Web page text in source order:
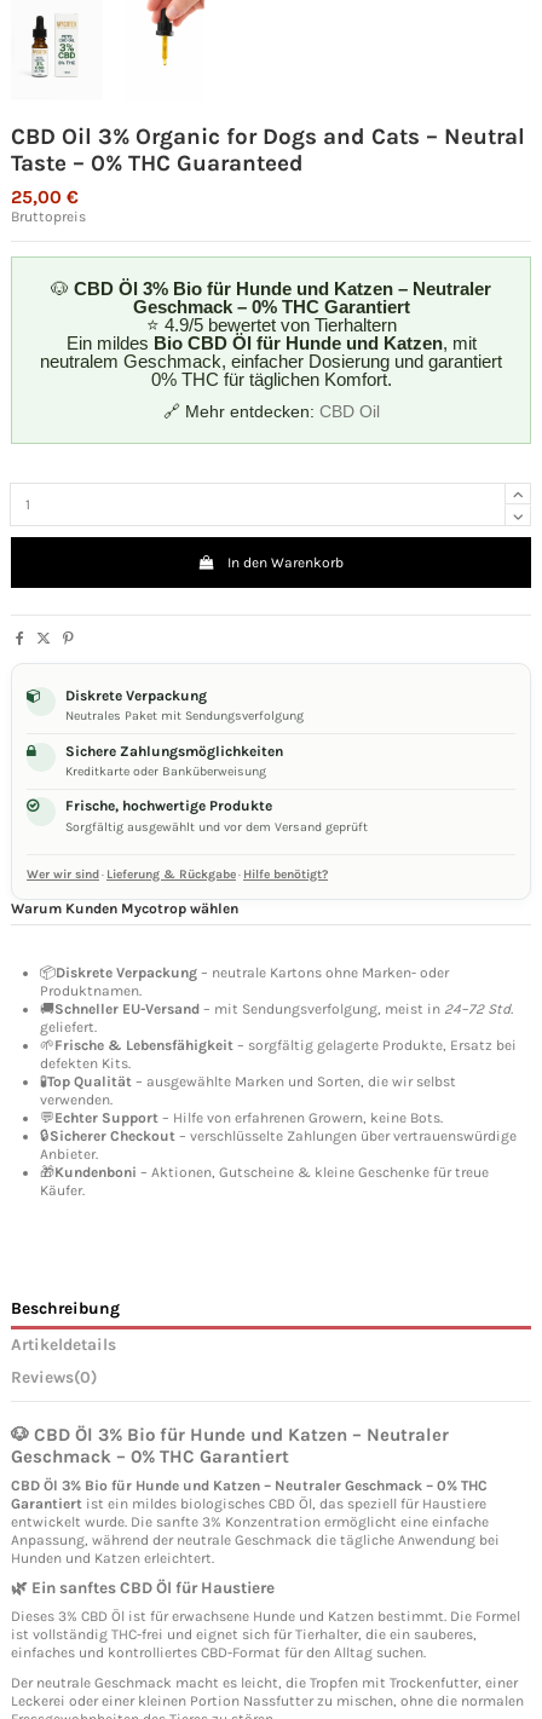
CBD Oil 3% Organic for Dogs and Cats – Neutral
Taste – 0% THC Guaranteed
25,00 €
Bruttopreis
🐶 CBD Öl 3% Bio für Hunde und Katzen – Neutraler
Geschmack – 0% THC Garantiert
⭐ 4.9/5 bewertet von Tierhaltern
Ein mildes Bio CBD Öl für Hunde und Katzen, mit
neutralem Geschmack, einfacher Dosierung und garantiert
0% THC für täglichen Komfort.
🔗 Mehr entdecken: CBD Oil
In den Warenkorb
Diskrete Verpackung
Neutrales Paket mit Sendungsverfolgung
Sichere Zahlungsmöglichkeiten
Kreditkarte oder Banküberweisung
Frische, hochwertige Produkte
Sorgfältig ausgewählt und vor dem Versand geprüft
Wer wir sind · Lieferung & Rückgabe· Hilfe benötigt?
Warum Kunden Mycotrop wählen
📦Diskrete Verpackung – neutrale Kartons ohne Marken- oder
Produktnamen.
🚚Schneller EU-Versand – mit Sendungsverfolgung, meist in 24–72 Std.
geliefert.
🌱Frische & Lebensfähigkeit – sorgfältig gelagerte Produkte, Ersatz bei
defekten Kits.
🧪Top Qualität – ausgewählte Marken und Sorten, die wir selbst
verwenden.
💬Echter Support – Hilfe von erfahrenen Growern, keine Bots.
🔒Sicherer Checkout – verschlüsselte Zahlungen über vertrauenswürdige
Anbieter.
🎁Kundenboni – Aktionen, Gutscheine & kleine Geschenke für treue
Käufer.
Beschreibung
Artikeldetails
Reviews(0)
🐶 CBD Öl 3% Bio für Hunde und Katzen – Neutraler
Geschmack – 0% THC Garantiert
CBD Öl 3% Bio für Hunde und Katzen – Neutraler Geschmack – 0% THC
Garantiert ist ein mildes biologisches CBD Öl, das speziell für Haustiere
entwickelt wurde. Die sanfte 3% Konzentration ermöglicht eine einfache
Anpassung, während der neutrale Geschmack die tägliche Anwendung bei
Hunden und Katzen erleichtert.
🌿 Ein sanftes CBD Öl für Haustiere
Dieses 3% CBD Öl ist für erwachsene Hunde und Katzen bestimmt. Die Formel
ist vollständig THC-frei und eignet sich für Tierhalter, die ein sauberes,
einfaches und kontrolliertes CBD-Format für den Alltag suchen.
Der neutrale Geschmack macht es leicht, die Tropfen mit Trockenfutter, einer
Leckerei oder einer kleinen Portion Nassfutter zu mischen, ohne die normalen